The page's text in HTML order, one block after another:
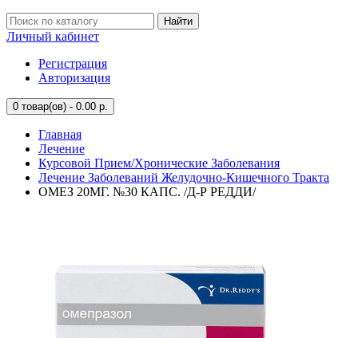
Найти
Личный кабинет
Регистрация
Авторизация
0 товар(ов) - 0.00 р.
Главная
Лечение
Курсовой Прием/Хронические Заболевания
Лечение Заболеваний Желудочно-Кишечного Тракта
ОМЕЗ 20МГ. №30 КАПС. /Д-Р РЕДДИ/